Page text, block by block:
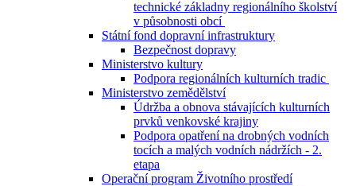
technické základny regionálního školství
v působnosti obcí
Státní fond dopravní infrastruktury
Bezpečnost dopravy
Ministerstvo kultury
Podpora regionálních kulturních tradic
Ministerstvo zemědělství
Údržba a obnova stávajících kulturních
prvků venkovské krajiny
Podpora opatření na drobných vodních
tocích a malých vodních nádržích - 2.
etapa
Operační program Životního prostředí